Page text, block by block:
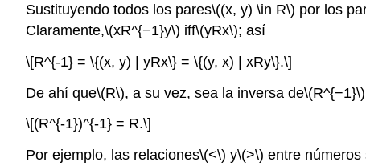
Sustituyendo todos los pares\((x, y) \in R\) por los
Claramente,\(xR^{−1}y\) iff\(yRx\); así
\[R^{-1} = \{(x, y) | yRx\} = \{(y, x) | xRy\}.\]
De ahí que\(R\), a su vez, sea la inversa de\(R^{−1}\)
\[(R^{-1})^{-1} = R.\]
Por ejemplo, las relaciones\(<\) y\(>\) entre